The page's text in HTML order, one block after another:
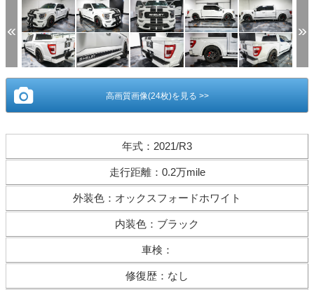
高画質画像(24枚)を見る >>
年式 ： 2021/R3
走行距離： 0.2万mile
外装色 ： オックスフォードホワイト
内装色 ： ブラック
車検 ：
修復歴 ： なし